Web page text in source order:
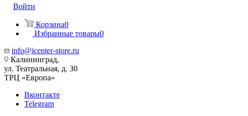
Войти
Корзина0
Избранные товары0
info@icenter-store.ru
Калининград,
ул. Театральная, д. 30
ТРЦ «Европа»
Вконтакте
Telegram